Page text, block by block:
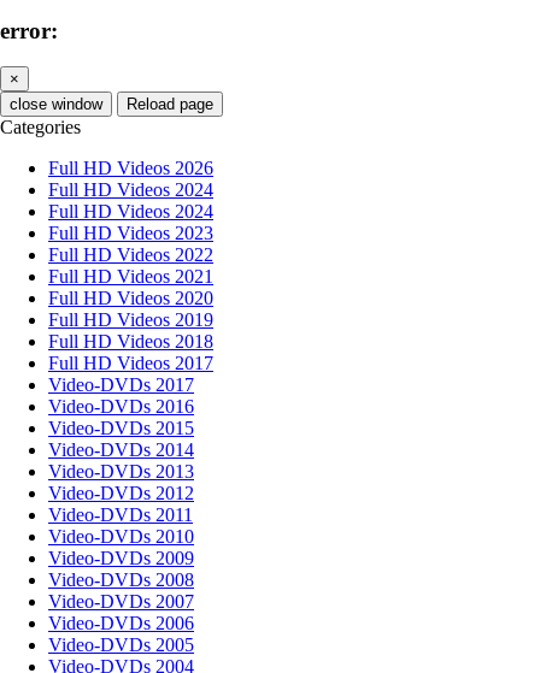
error:
×
close window
Reload page
Categories
Full HD Videos 2026
Full HD Videos 2024
Full HD Videos 2024
Full HD Videos 2023
Full HD Videos 2022
Full HD Videos 2021
Full HD Videos 2020
Full HD Videos 2019
Full HD Videos 2018
Full HD Videos 2017
Video-DVDs 2017
Video-DVDs 2016
Video-DVDs 2015
Video-DVDs 2014
Video-DVDs 2013
Video-DVDs 2012
Video-DVDs 2011
Video-DVDs 2010
Video-DVDs 2009
Video-DVDs 2008
Video-DVDs 2007
Video-DVDs 2006
Video-DVDs 2005
Video-DVDs 2004